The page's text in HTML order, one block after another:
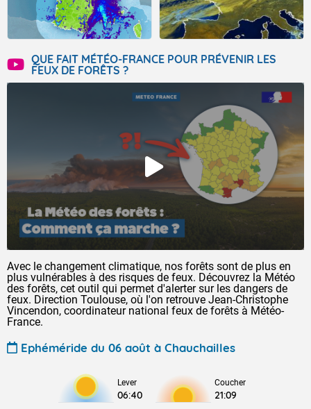
QUE FAIT MÉTÉO-FRANCE POUR PRÉVENIR LES
FEUX DE FORÊTS ?
Avec le changement climatique, nos forêts sont de plus en
plus vulnérables à des risques de feux. Découvrez la Météo
des forêts, cet outil qui permet d'alerter sur les dangers de
feux. Direction Toulouse, où l'on retrouve Jean-Christophe
Vincendon, coordinateur national feux de forêts à Météo-
France.
Ephéméride du 06 août à Chauchailles
Lever
06:40
Coucher
21:09